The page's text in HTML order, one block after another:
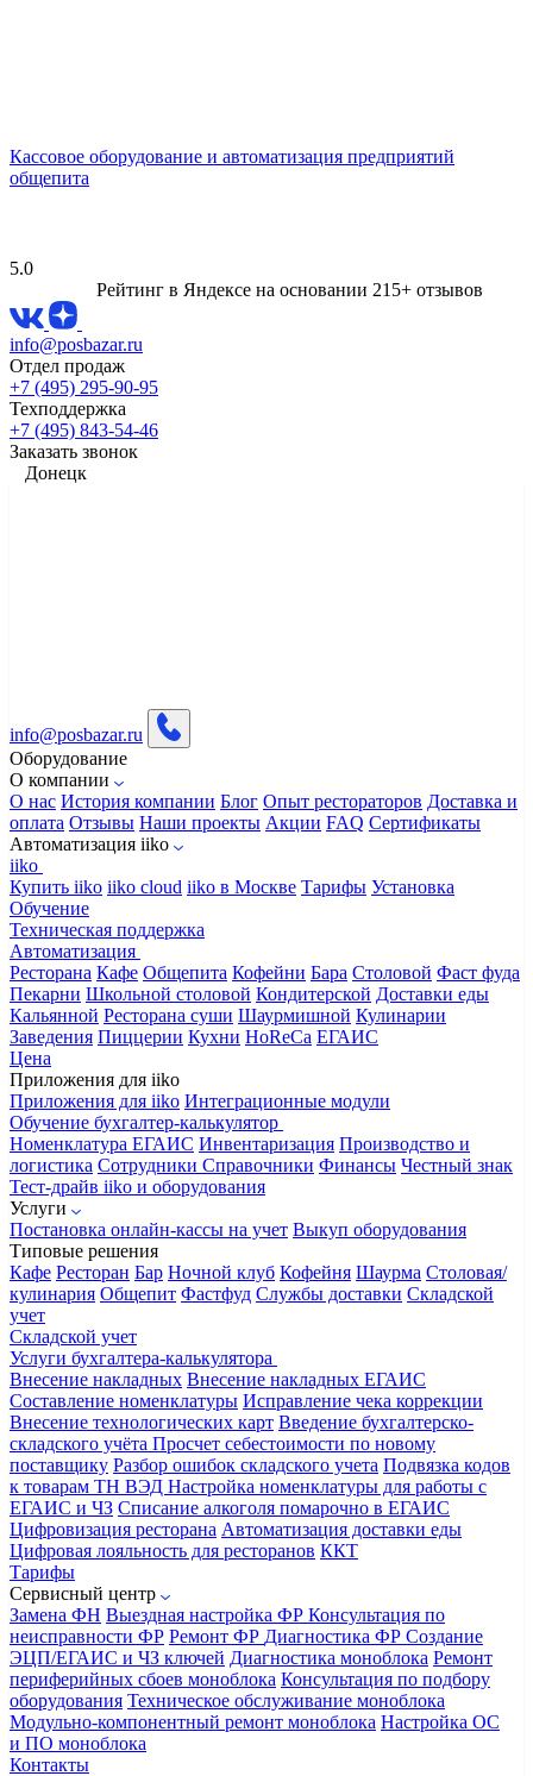
Кассовое оборудование и автоматизация предприятий
общепита
5.0
Рейтинг в Яндексе на основании 215+ отзывов
info@posbazar.ru
Отдел продаж
+7 (495) 295-90-95
Техподдержка
+7 (495) 843-54-46
Заказать звонок
Донецк
info@posbazar.ru
Оборудование
О компании
О нас История компании Блог Опыт рестораторов Доставка и
оплата Отзывы Наши проекты Акции FAQ Сертификаты
Автоматизация iiko
iiko
Купить iiko iiko cloud iiko в Москве Тарифы Установка
Обучение
Техническая поддержка
Автоматизация
Ресторана Кафе Общепита Кофейни Бара Столовой Фаст фуда
Пекарни Школьной столовой Кондитерской Доставки еды
Кальянной Ресторана суши Шаурмишной Кулинарии
Заведения Пиццерии Кухни HoReCa ЕГАИС
Цена
Приложения для iiko
Приложения для iiko Интеграционные модули
Обучение бухгалтер-калькулятор
Номенклатура ЕГАИС Инвентаризация Производство и
логистика Сотрудники Справочники Финансы Честный знак
Тест-драйв iiko и оборудования
Услуги
Постановка онлайн-кассы на учет Выкуп оборудования
Типовые решения
Кафе Ресторан Бар Ночной клуб Кофейня Шаурма Столовая/
кулинария Общепит Фастфуд Службы доставки Складской
учет
Складской учет
Услуги бухгалтера-калькулятора
Внесение накладных Внесение накладных ЕГАИС
Составление номенклатуры Исправление чека коррекции
Внесение технологических карт Введение бухгалтерско-
складского учёта Просчет себестоимости по новому
поставщику Разбор ошибок складского учета Подвязка кодов
к товарам ТН ВЭД Настройка номенклатуры для работы с
ЕГАИС и ЧЗ Списание алкоголя помарочно в ЕГАИС
Цифровизация ресторана Автоматизация доставки еды
Цифровая лояльность для ресторанов ККТ
Тарифы
Сервисный центр
Замена ФН Выездная настройка ФР Консультация по
неисправности ФР Ремонт ФР Диагностика ФР Создание
ЭЦП/ЕГАИС и ЧЗ ключей Диагностика моноблока Ремонт
периферийных сбоев моноблока Консультация по подбору
оборудования Техническое обслуживание моноблока
Модульно-компонентный ремонт моноблока Настройка ОС
и ПО моноблока
Контакты